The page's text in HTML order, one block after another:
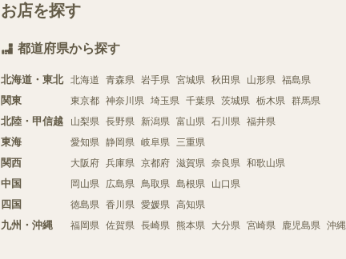
お店を探す
都道府県から探す
北海道・東北 北海道 青森県 岩手県 宮城県 秋田県 山形県 福島県
関東 東京都 神奈川県 埼玉県 千葉県 茨城県 栃木県 群馬県
北陸・甲信越 山梨県 長野県 新潟県 富山県 石川県 福井県
東海 愛知県 静岡県 岐阜県 三重県
関西 大阪府 兵庫県 京都府 滋賀県 奈良県 和歌山県
中国 岡山県 広島県 鳥取県 島根県 山口県
四国 徳島県 香川県 愛媛県 高知県
九州・沖縄 福岡県 佐賀県 長崎県 熊本県 大分県 宮崎県 鹿児島県 沖